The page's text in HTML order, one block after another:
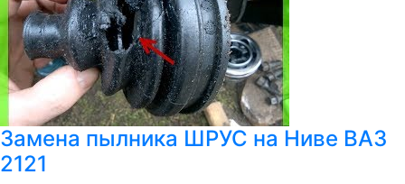
Замена пылника ШРУС на Ниве ВАЗ
2121